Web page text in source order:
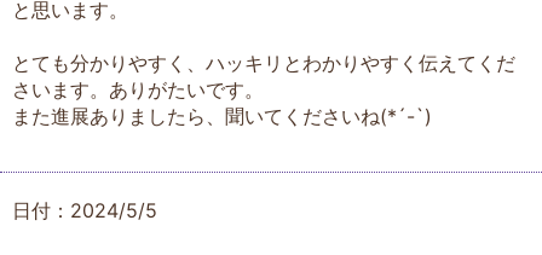
と思います。
とても分かりやすく、ハッキリとわかりやすく伝えてくだ
さいます。ありがたいです。
また進展ありましたら、聞いてくださいね(*´-`)
日付：2024/5/5